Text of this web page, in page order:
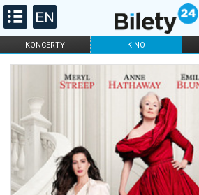
KONCERTY KINO
FILHARMONIA OPERA I BALET
DLA DZIECI
ONLINE